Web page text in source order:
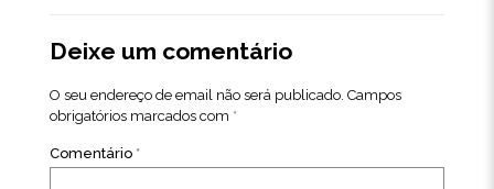
Deixe um comentário
O seu endereço de email não será publicado. Campos
obrigatórios marcados com *
Comentário *